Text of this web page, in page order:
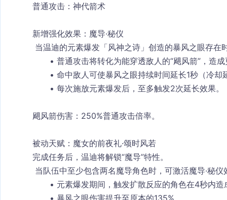
普通攻击：神代箭术
新增强化效果：魔导·秘仪
当温迪的元素爆发「风神之诗」创造的暴风之眼存在
普通攻击将转化为能穿透敌人的“飓风箭”，造
命中敌人可使暴风之眼持续时间延长1秒（冷却
每次施放元素爆发后，至多触发2次延长效果。
飓风箭伤害：250%普通攻击倍率。
被动天赋：魔女的前夜礼·颂时风若
完成任务后，温迪将解锁“魔导”特性。
当队伍中至少包含两名魔导角色时，可激活魔导·秘仪
元素爆发期间，触发扩散反应的角色在4秒内造